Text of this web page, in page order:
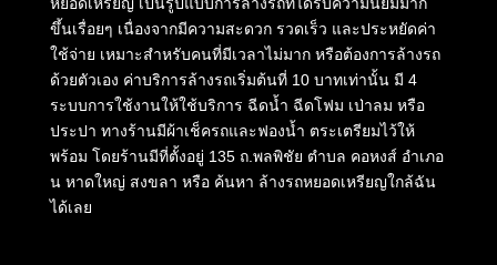
ขึ้นเรื่อยๆ เนื่องจากมีความสะดวก รวดเร็ว และประหยัดค่า
ใช้จ่าย เหมาะสำหรับคนที่มีเวลาไม่มาก หรือต้องการล้างรถ
ด้วยตัวเอง ค่าบริการล้างรถเริ่มต้นที่ 10 บาทเท่านั้น มี 4
ระบบการใช้งานให้ใช้บริการ ฉีดน้ำ ฉีดโฟม เป่าลม หรือ
ประปา ทางร้านมีผ้าเช็ครถและฟองน้ำ ตระเตรียมไว้ให้
พร้อม โดยร้านมีที่ตั้งอยู่ 135 ถ.พลพิชัย ตำบล คอหงส์ อำเภอ
น หาดใหญ่ สงขลา หรือ ค้นหา ล้างรถหยอดเหรียญใกล้ฉัน
ได้เลย